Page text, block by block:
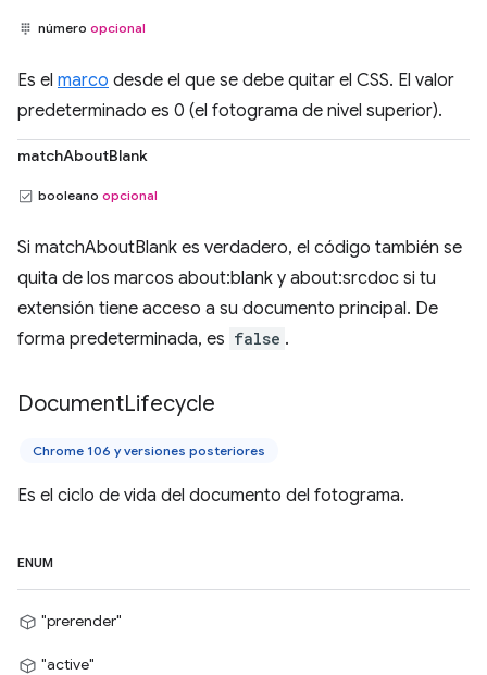
número opcional
Es el marco desde el que se debe quitar el CSS. El valor
predeterminado es 0 (el fotograma de nivel superior).
matchAboutBlank
booleano opcional
Si matchAboutBlank es verdadero, el código también se
quita de los marcos about:blank y about:srcdoc si tu
extensión tiene acceso a su documento principal. De
forma predeterminada, es false .
DocumentLifecycle
Chrome 106 y versiones posteriores
Es el ciclo de vida del documento del fotograma.
ENUM
"prerender"
"active"